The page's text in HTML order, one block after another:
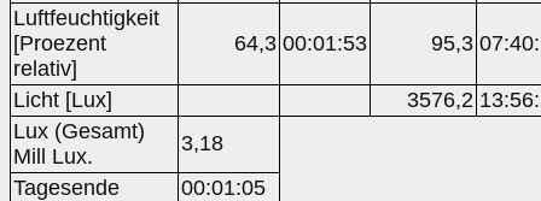
Luftfeuchtigkeit
[Proezent
relativ]
64,3 00:01:53 95,3
Licht [Lux] 3576,2
Lux (Gesamt)
Mill Lux.
3,18
Tagesende
00:01:05